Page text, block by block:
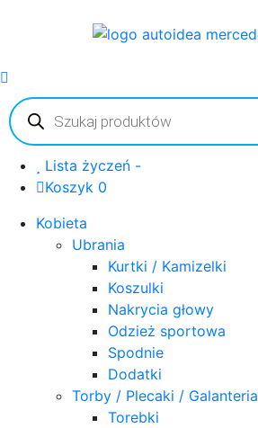
Wyszukiwarka
produktów
Lista życzeń -
Koszyk 0
Kobieta
Ubrania
Kurtki / Kamizelki
Koszulki
Nakrycia głowy
Odzież sportowa
Spodnie
Dodatki
Torby / Plecaki / Galanteria
Torebki